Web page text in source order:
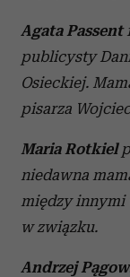
Agata Passent
publicysty
Osieckiej.
pisarza
Maria Rotkiel
niedawna
między innymi
w związku.
Andrzej